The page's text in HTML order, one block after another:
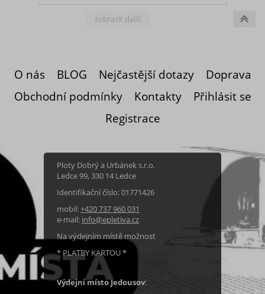
jednoduchým nasazením na horní konec
sloupku. Díky přesnému tvaru a pružnosti
O nás BLOG Nejčastější dotazy
Doprava
Obchodní podmínky
Kontakty
Přihlásit se
Registrace
Ploty Dobrý a Urbánek s.r.o.
Ledce 99, 330 14 Ledce
Identifikační číslo: 01771426
mobil:+420 737 960 031
e-mail: info@epletiva.cz
Na výdejním místě možnost
* PLATBY KARTOU *
Výdejní místo Jedousov: